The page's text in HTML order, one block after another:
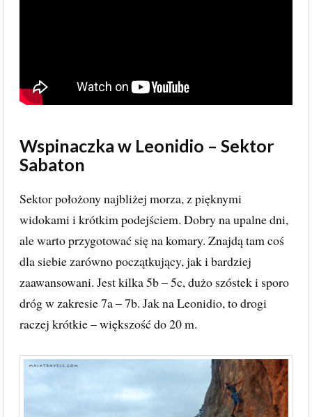
Wspinaczka w Leonidio – Sektor
Sabaton
Sektor położony najbliżej morza, z pięknymi
widokami i krótkim podejściem. Dobry na upalne dni,
ale warto przygotować się na komary. Znajdą tam coś
dla siebie zarówno początkujący, jak i bardziej
zaawansowani. Jest kilka 5b – 5c, dużo szóstek i sporo
dróg w zakresie 7a – 7b. Jak na Leonidio, to drogi
raczej krótkie – większość do 20 m.